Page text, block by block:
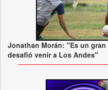
Jonathan Morán: "Es un gran
desafió venir a Los Andes"